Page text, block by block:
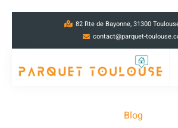
82 Rte de Bayonne, 31300
contact@parquet-
Blog